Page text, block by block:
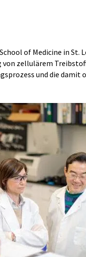
of Medicine in St.
zellulärem
und die damit